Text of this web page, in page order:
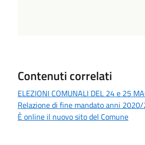
Contenuti correlati
ELEZIONI COMUNALI DEL 24 e 25
Relazione di fine mandato anni
È online il nuovo sito del Comune